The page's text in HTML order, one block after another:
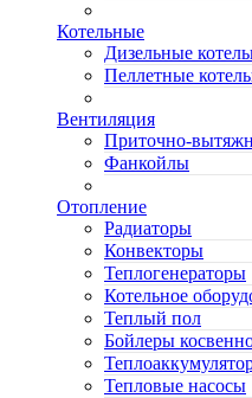
Котельные
Дизельные
Пеллетные
Вентиляция
Приточно-
Фанкойлы
Отопление
Радиаторы
Конвекторы
Теплогенераторы
Котельное
Теплый пол
Бойлеры
Тепловые насосы